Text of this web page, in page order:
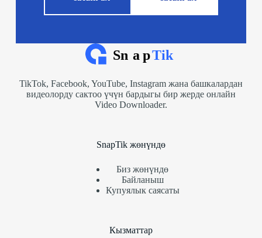
TikTok, Facebook, YouTube, Instagram жана башкалардан
видеолорду сактоо үчүн бардыгы бир жерде онлайн
Video Downloader.
SnapTik жөнүндө
Биз жөнүндө
Байланыш
Купуялык саясаты
Кызматтар